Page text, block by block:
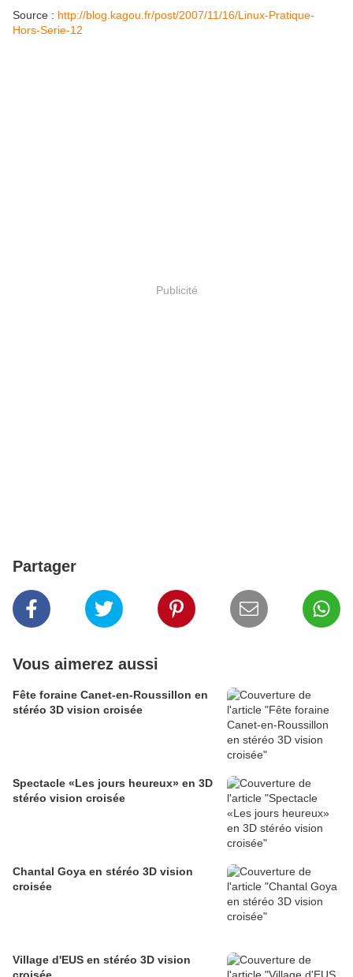
Source : http://blog.kagou.fr/post/2007/11/16/Linux-Pratique-
Hors-Serie-12
Publicité
Partager
Vous aimerez aussi
Fête foraine Canet-en-Roussillon en
stéréo 3D vision croisée
Spectacle «Les jours heureux» en 3D
stéréo vision croisée
Chantal Goya en stéréo 3D vision
croisée
Village d'EUS en stéréo 3D vision